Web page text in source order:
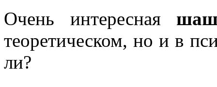
Очень интересная
теоретическом, но и в
ли?